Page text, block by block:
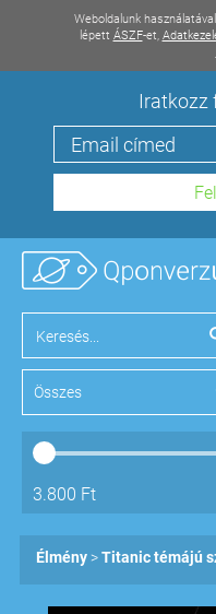
Weboldalunk
lépett ÁSZF-et,
Iratkozz
Összes
3.800 Ft
Élmény Titanic témájú